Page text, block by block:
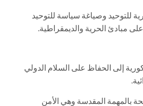
للتوحيد وصياغة سياسة للتوحيد
مبادئ الحرية والديمقراطية.
إلى الحفاظ على السلام الدولي
بالمهمة المقدسة وهي الأمن